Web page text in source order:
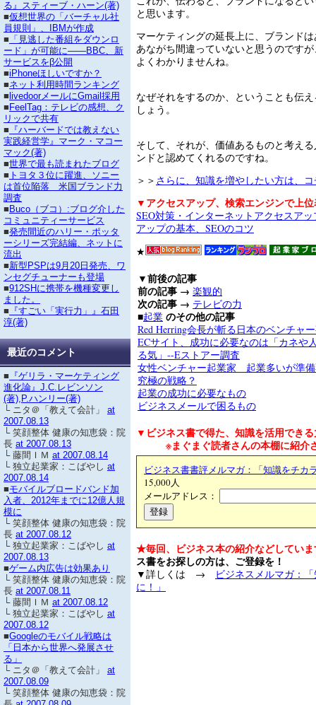
と思います。
マーケティングの延長上に、ブランド
あながち間違っていないと思うのです
よくわかりませんね。
なぜそれをするのか、ということも伝
しょう。
そして、それが、価値あるものと考え
ンドと認めてくれるのですね。
＞＞ さらに、知識を増やしたい方は、
▼アクセスアップ、検索エンジンで上
SEO対策・インターネットアクセスア
アップの基本、SEOのコツ
★
▼前後の記事
前の記事 → 楽観的
次の記事 → テレビの力
■起業 のその他の記事
Red Herring会長が斬る日本のベンチャ
ECサイト、成功に必要なのは「カネや
る気」--Eストアー調査
女性ベンチャー起業家 起業多いが準
究極の戦略？
起業の成功に必要なもの
ビジネスメールで困るもの
▼ビジネス書で得た、知識を活用でき
※まぐまぐ読者さんの本棚に紹介
ビジネス書書評メルマガ：「知識をチカ
15,000人
メールアドレス：
★毎回、ビジネス本の紹介などしてい
ス書をお探しの方は、ご登録を！
▼詳しくは →
ビジネスメルマガ：
に！」
る』スティーブ・ハーン(著)
■仮想世界の「バーチャル社
員規則」、IBMが作成
■ 「見逃した番組をダウンロ
ード」が可能に――BBC、新
サービスをβ公開
■iPhoneほしいですか？
■ネット利用時間ランキング
■ livedoorメールにGmail採用
■ FeelTag：テレビの感想、ク
リックで共有
■ 『ハーバードでは教えない
実践経営学』マーク・マコー
マック(著)
■世界で最も読まれたブログ
■ トヨタ３位に躍進、ソニー
は首位陥落 米国ブランド力
調査
■ Buco（ブコ）:ブログ介した
コミュニティーサービス
■発売間近のハリー・ポッタ
ーシリーズ完結編、ネットに
流出
■新型PSPは9月20日発売、ワ
ンセグチューナーも登場
■912SHに携帯を機種変更し
ました。
■ 『すごい「実行力」』石田
淳(著)
最近のコメント
■ 『ゲリラ・マーケティング
進化論』J.C.レビンソン
(著),P.ハンリー(著)
└ ニタ＠「教えて会計」 at
2007.08.13
└ 笑顔整体 健康の知恵袋：院
長 at 2007.08.13
└ 藤間ＩＭ at 2007.08.14
└ 独立起業家：こばやし at
2007.08.14
■モバイルブロードバンド加
入者、2012年までに12億人規
模に
└ 笑顔整体 健康の知恵袋：院
長 at 2007.08.12
└ 独立起業家：こばやし at
2007.08.13
■ゲーム内広告は効果あり
└ 笑顔整体 健康の知恵袋：院
長 at 2007.08.11
└ 藤間ＩＭ at 2007.08.12
└ 独立起業家：こばやし at
2007.08.12
■Googleのモバイル戦略は
「日本から世界へ発展させ
る」
└ ニタ＠「教えて会計」 at
2007.08.09
└ 笑顔整体 健康の知恵袋：院